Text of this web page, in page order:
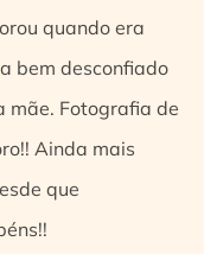
quando era
bem desconfiado
mãe. Fotografia de
Ainda mais
que